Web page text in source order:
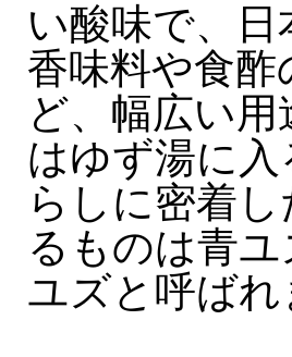
い酸味で、
香味料や食
ど、幅広い
はゆず湯に
らしに密着
るものは青
ユズと呼ばれ